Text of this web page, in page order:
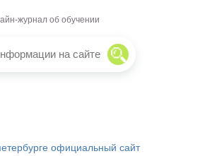
журнал об обучении
официальный сайт